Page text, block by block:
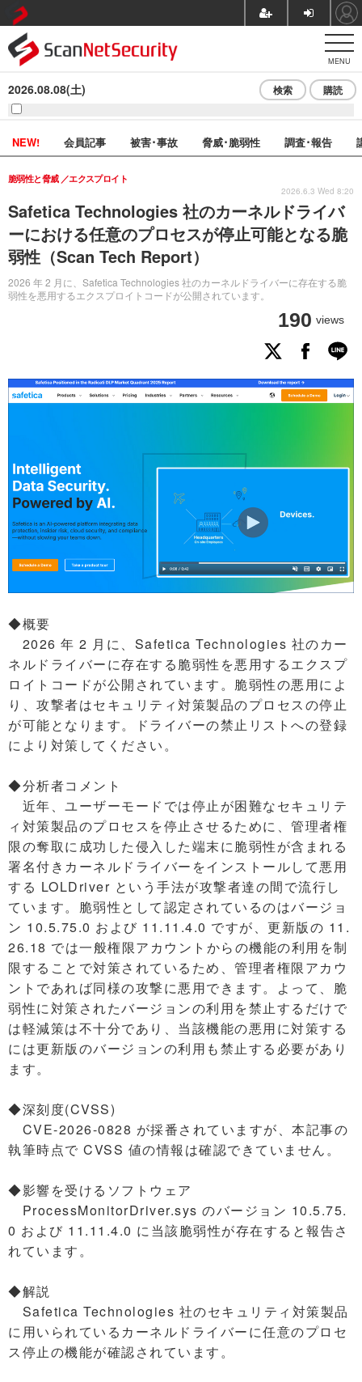
MENU
2026.08.08(土) 検索 購読
NEW! 会員記事 被害･事故 脅威･脆弱性 調査･報告
Safetica Technologies 社のカーネルドライバ
ーにおける任意のプロセスが停止可能となる脆
弱性（Scan Tech Report）
2026 年 2 月に、Safetica Technologies 社のカーネルドライバーに存在する脆
弱性を悪用するエクスプロイトコードが公開されています。
脆弱性と脅威 エクスプロイト
190 views
2026.6.3 Wed 8:20
◆概要
2026 年 2 月に、Safetica Technologies 社のカー
ネルドライバーに存在する脆弱性を悪用するエクスプ
ロイトコードが公開されています。脆弱性の悪用によ
り、攻撃者はセキュリティ対策製品のプロセスの停止
が可能となります。ドライバーの禁止リストへの登録
により対策してください。
◆分析者コメント
近年、ユーザーモードでは停止が困難なセキュリテ
ィ対策製品のプロセスを停止させるために、管理者権
限の奪取に成功した侵入した端末に脆弱性が含まれる
署名付きカーネルドライバーをインストールして悪用
する LOLDriver という手法が攻撃者達の間で流行し
ています。脆弱性として認定されているのはバージョ
ン 10.5.75.0 および 11.11.4.0 ですが、更新版の 11.
26.18 では一般権限アカウントからの機能の利用を制
限することで対策されているため、管理者権限アカウ
ントであれば同様の攻撃に悪用できます。よって、脆
弱性に対策されたバージョンの利用を禁止するだけで
は軽減策は不十分であり、当該機能の悪用に対策する
には更新版のバージョンの利用も禁止する必要があり
ます。
◆深刻度(CVSS)
CVE-2026-0828 が採番されていますが、本記事の
執筆時点で CVSS 値の情報は確認できていません。
◆影響を受けるソフトウェア
ProcessMonitorDriver.sys のバージョン 10.5.75.
0 および 11.11.4.0 に当該脆弱性が存在すると報告さ
れています。
◆解説
Safetica Technologies 社のセキュリティ対策製品
に用いられているカーネルドライバーに任意のプロセ
ス停止の機能が確認されています。